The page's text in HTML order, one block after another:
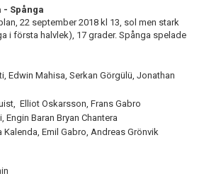
Spånga
22 september 2018 kl 13, sol men stark
i första halvlek), 17 grader. Spånga spelade
Edwin Mahisa, Serkan Görgülü, Jonathan
Elliot Oskarsson, Frans Gabro
Engin Baran Bryan Chantera
Kalenda, Emil Gabro, Andreas Grönvik